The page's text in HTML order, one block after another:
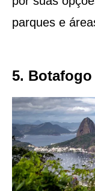
parques e
5. Botafogo